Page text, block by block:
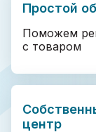
Простой
Поможем
с товаром
центр